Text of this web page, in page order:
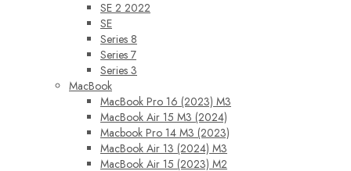
SE 2 2022
SE
Series 8
Series 7
Series 3
MacBook
MacBook Pro 16 (2023) M3
MacBook Air 15 M3 (2024)
Macbook Pro 14 M3 (2023)
MacBook Air 13 (2024) M3
MacBook Air 15 (2023) M2